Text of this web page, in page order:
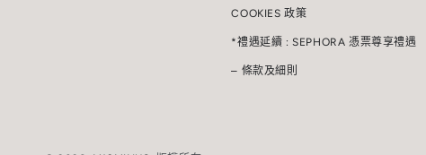
COOKIES 政策
*禮遇延續 : SEPHORA 憑票尊享禮遇
– 條款及細則